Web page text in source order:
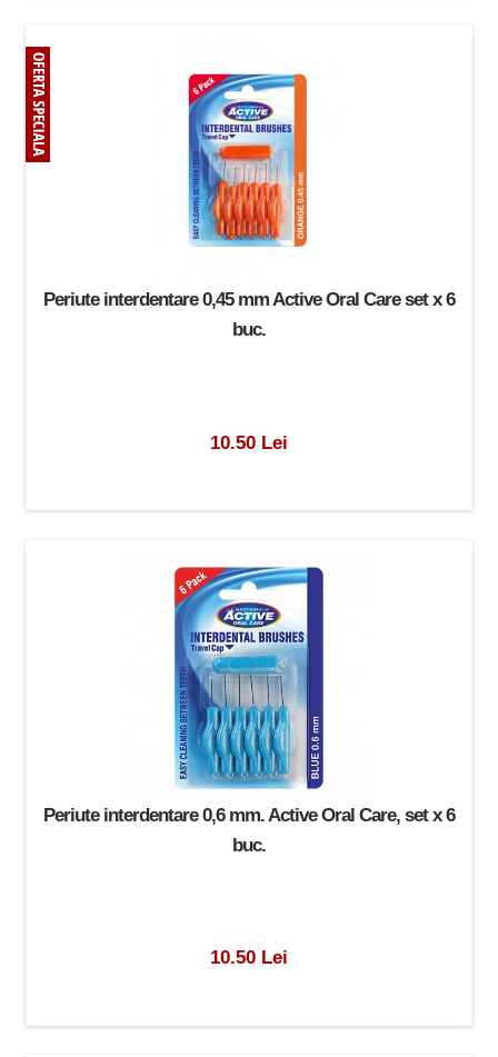
Periute interdentare 0,45 mm Active Oral Care set x 6
buc.
10.50 Lei
Periute interdentare 0,6 mm. Active Oral Care, set x 6
buc.
10.50 Lei